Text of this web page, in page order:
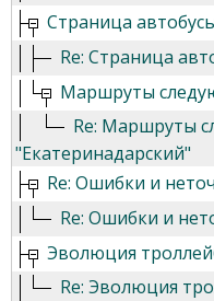
Страница
Re: Страница
Маршруты
Re: Маршруты
"Екатеринадарский"
Re: Ошибки и
Re: Ошибки и
Эволюция
Re: Эволюция